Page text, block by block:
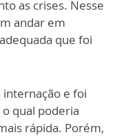
as crises. Nesse
andar em
que foi
internação e foi
o qual poderia
rápida. Porém,